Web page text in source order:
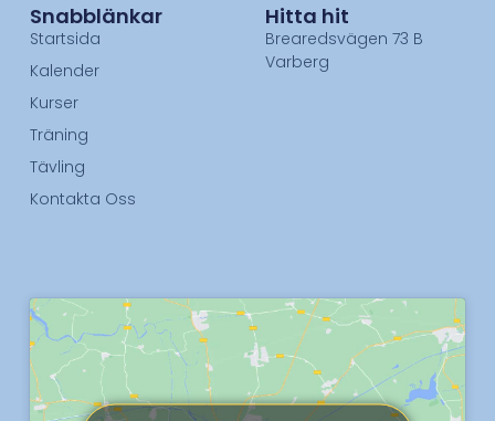
Snabblänkar
Startsida
Kalender
Kurser
Träning
Tävling
Kontakta Oss
Hitta hit
Brearedsvägen 73 B
Varberg